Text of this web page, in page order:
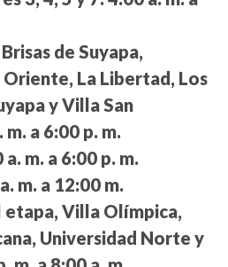
de Suyapa,
La Libertad, Los
y Villa San
m. a 6:00 p. m.
a. m. a 6:00 p. m.
m. a 12:00 m.
Villa Olímpica,
Universidad Norte y